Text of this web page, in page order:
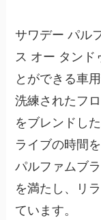
サワデー パル
ス オー タンド
とができる車
洗練されたフ
をブレンドし
ライブの時間
パルファムブ
を満たし、リ
ています。